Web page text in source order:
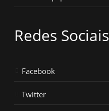
Redes Sociais
Facebook
Twitter